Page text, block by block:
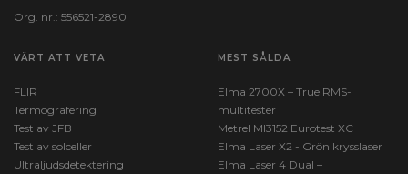
Org. nr.: 556521-2890
VÄRT ATT VETA
FLIR
Termografering
Test av JFB
Test av solceller
Ultraljudsdetektering
MEST SÅLDA
Elma 2700X – True RMS-
multitester
Metrel MI3152 Eurotest XC
Elma Laser X2 - Grön krysslaser
Elma Laser 4 Dual –